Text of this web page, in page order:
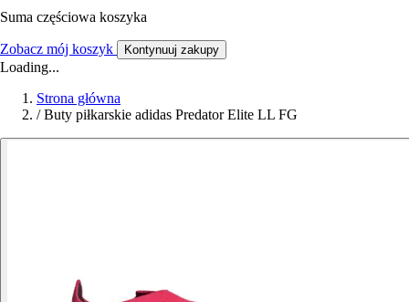
Suma częściowa koszyka
Zobacz mój koszyk Kontynuuj zakupy
Loading...
Strona główna
/ Buty piłkarskie adidas Predator Elite LL FG